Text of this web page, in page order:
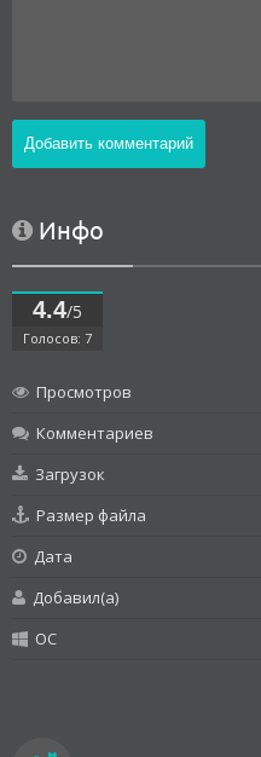
Инфо
4.4/5
Голосов: 7
Просмотров
Комментариев
Загрузок
Размер файла
Дата
Добавил(а)
OC